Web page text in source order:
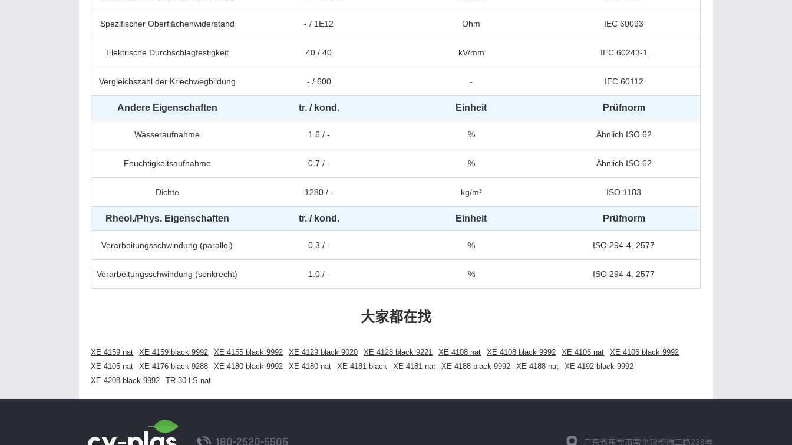
Spezifischer Oberflächenwiderstand - / 1E12 Ohm IEC 60093
Elektrische Durchschlagfestigkeit 40 / 40 kV/mm IEC 60243-1
Vergleichszahl der Kriechwegbildung - / 600 - IEC 60112
Andere Eigenschaften tr. / kond. Einheit Prüfnorm
Wasseraufnahme 1.6 / - % Ähnlich ISO 62
Feuchtigkeitsaufnahme 0.7 / - % Ähnlich ISO 62
Dichte 1280 / - kg/m³ ISO 1183
Rheol./Phys. Eigenschaften tr. / kond. Einheit Prüfnorm
Verarbeitungsschwindung (parallel) 0.3 / - % ISO 294-4, 2577
Verarbeitungsschwindung (senkrecht) 1.0 / - % ISO 294-4, 2577
大家都在找
XE 4159 nat XE 4159 black 9992 XE 4155 black 9992 XE 4129 black 9020 XE 4128 black 9221 XE 4108 nat XE 4108 black 9992 XE 4106 nat
XE 4106 black 9992
XE 4105 nat
XE 4176 black 9288 XE 4180 black 9992 XE 4180 nat XE 4181 black XE 4181 nat XE 4188 black 9992 XE 4188 nat
XE 4192 black 9992
XE 4208 black 9992
TR 30 LS nat
广东省东莞市常平镇塑通二路238号